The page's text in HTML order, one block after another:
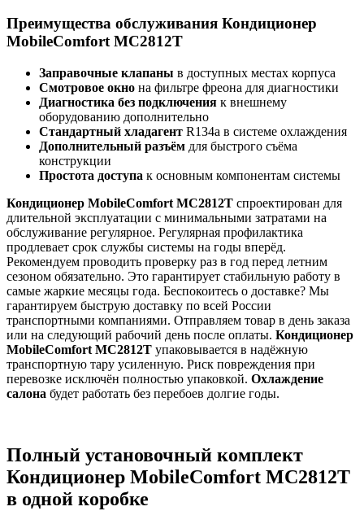
Преимущества обслуживания Кондиционер
MobileComfort MC2812T
Заправочные клапаны в доступных местах корпуса
Смотровое окно на фильтре фреона для диагностики
Диагностика без подключения к внешнему
оборудованию дополнительно
Стандартный хладагент R134a в системе охлаждения
Дополнительный разъём для быстрого съёма
конструкции
Простота доступа к основным компонентам системы
Кондиционер MobileComfort MC2812T спроектирован для
длительной эксплуатации с минимальными затратами на
обслуживание регулярное. Регулярная профилактика
продлевает срок службы системы на годы вперёд.
Рекомендуем проводить проверку раз в год перед летним
сезоном обязательно. Это гарантирует стабильную работу в
самые жаркие месяцы года. Беспокоитесь о доставке? Мы
гарантируем быструю доставку по всей России
транспортными компаниями. Отправляем товар в день заказа
или на следующий рабочий день после оплаты. Кондиционер
MobileComfort MC2812T упаковывается в надёжную
транспортную тару усиленную. Риск повреждения при
перевозке исключён полностью упаковкой. Охлаждение
салона будет работать без перебоев долгие годы.
Полный установочный комплект
Кондиционер MobileComfort MC2812T
в одной коробке